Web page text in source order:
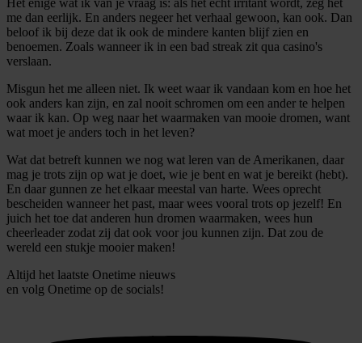
personaliseren, om functies voor social media te bieden
en om ons websiteverkeer te analyseren. Ook delen we
informatie over uw gebruik van onze site met onze
partners kunnen deze gegevens combineren met andere
informatie die u aan ze heeft verstrekt of die ze hebben
verzameld op basis van uw gebruik van hun services.
Het enige wat ik van je vraag is: als het echt irritant wordt, zeg het
me dan eerlijk. En anders negeer het verhaal gewoon, kan ook. Dan
beloof ik bij deze dat ik ook de mindere kanten blijf zien en
benoemen. Zoals wanneer ik in een bad streak zit qua casino's
verslaan.
Misgun het me alleen niet. Ik weet waar ik vandaan kom en hoe het
ook anders kan zijn, en zal nooit schromen om een ander te helpen
waar ik kan. Op weg naar het waarmaken van mooie dromen, want
wat moet je anders toch in het leven?
Wat dat betreft kunnen we nog wat leren van de Amerikanen, daar
mag je trots zijn op wat je doet, wie je bent en wat je bereikt (hebt).
En daar gunnen ze het elkaar meestal van harte. Wees oprecht
bescheiden wanneer het past, maar wees vooral trots op jezelf! En
juich het toe dat anderen hun dromen waarmaken, wees hun
cheerleader zodat zij dat ook voor jou kunnen zijn. Dat zou de
wereld een stukje mooier maken!
Altijd het laatste Onetime nieuws
en volg Onetime op de socials!